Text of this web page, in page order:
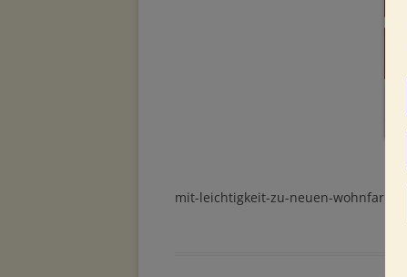
mit-leichtigkeit-zu-neuen-wohnfarben